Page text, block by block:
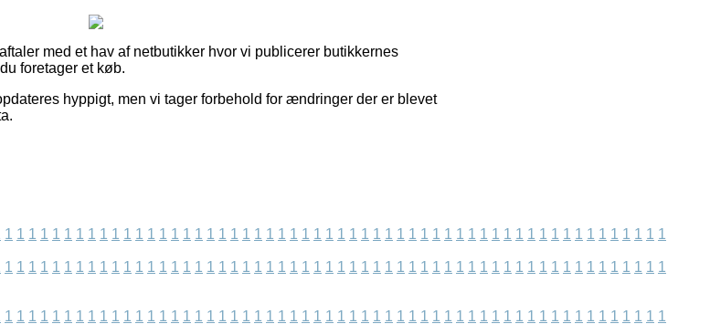
med et hav af netbutikker hvor vi publicerer butikkernes
foretager et køb.
hyppigt, men vi tager forbehold for ændringer der er blevet
1 1 1 1 1 1 1 1 1 1 1 1 1 1 1 1 1 1 1 1 1 1 1 1 1 1 1 1 1 1 1 1 1 1 1 1 1 1 1 1 1 1 1 1 1 1 1 1 1 1 1 1 1 1 1 1
1 1 1 1 1 1 1 1 1 1 1 1 1 1 1 1 1 1 1 1 1 1 1 1 1 1 1 1 1 1 1 1 1 1 1 1 1 1 1 1 1 1 1 1 1 1 1 1 1 1 1 1 1 1 1 1
1 1 1 1 1 1 1 1 1 1 1 1 1 1 1 1 1 1 1 1 1 1 1 1 1 1 1 1 1 1 1 1 1 1 1 1 1 1 1 1 1 1 1 1 1 1 1 1 1 1 1 1 1 1 1 1